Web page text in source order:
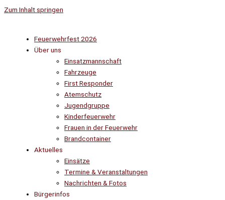
Zum Inhalt springen
Feuerwehrfest 2026
Über uns
Einsatzmannschaft
Fahrzeuge
First Responder
Atemschutz
Jugendgruppe
Kinderfeuerwehr
Frauen in der Feuerwehr
Brandcontainer
Aktuelles
Einsätze
Termine & Veranstaltungen
Nachrichten & Fotos
Bürgerinfos